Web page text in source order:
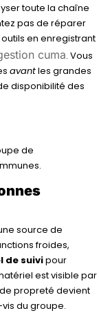
toute la chaîne
pas de réparer
en enregistrant
cuma. Vous
avantles grandes
disponibilité des
de
source de
froides,
de suivipour
est visible par
propreté devient
du groupe.